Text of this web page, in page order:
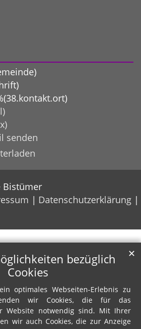
senden
Bistümer
Datenschutzerklärung
bezüglich
Cookies
optimales Webseiten-Erlebnis zu
wir Cookies, die für das
Website notwendig sind. Mit Ihrer
wir auch Cookies, die zur Anzeige
✕